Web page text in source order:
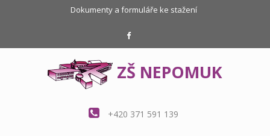
Dokumenty a formuláře ke stažení
ZŠ NEPOMUK
+420 371 591 139